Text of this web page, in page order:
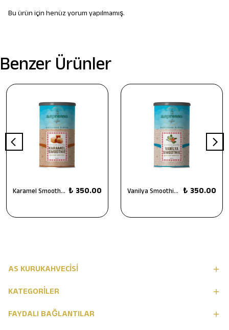
Bu ürün için henüz yorum yapılmamış.
Benzer Ürünler
Karamel Smoothie 1000 g ₺ 350.00 Vanilya Smoothie 1000 g ₺ 350.00
AS KURUKAHVECİSİ
KATEGORİLER
FAYDALI BAĞLANTILAR